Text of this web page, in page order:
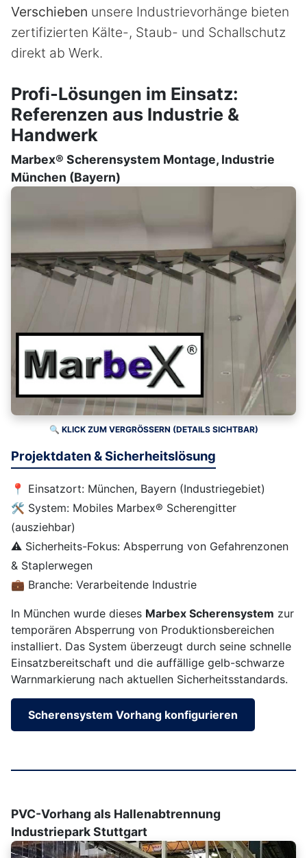
Verschieben unsere Industrievorhänge bieten
zertifizierten Kälte-, Staub- und Schallschutz
direkt ab Werk.
Profi-Lösungen im Einsatz:
Referenzen aus Industrie &
Handwerk
Marbex® Scherensystem Montage, Industrie
München (Bayern)
🔍 KLICK ZUM VERGRÖSSERN (DETAILS SICHTBAR)
Projektdaten & Sicherheitslösung
📍 Einsatzort: München, Bayern (Industriegebiet)
🛠️ System: Mobiles Marbex® Scherengitter
(ausziehbar)
⚠️ Sicherheits-Fokus: Absperrung von Gefahrenzonen
& Staplerwegen
💼 Branche: Verarbeitende Industrie
In München wurde dieses Marbex Scherensystem zur
temporären Absperrung von Produktionsbereichen
installiert. Das System überzeugt durch seine schnelle
Einsatzbereitschaft und die auffällige gelb-schwarze
Warnmarkierung nach aktuellen Sicherheitsstandards.
Scherensystem Vorhang konfigurieren
PVC-Vorhang als Hallenabtrennung
Industriepark Stuttgart